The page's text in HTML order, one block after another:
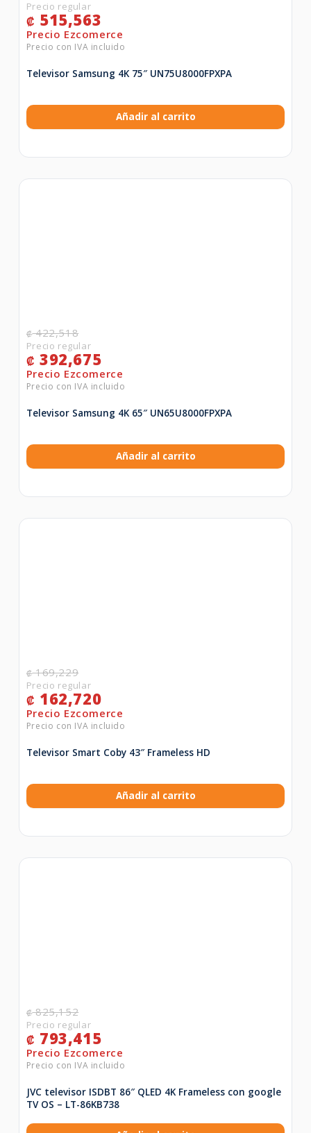
₡ 515,563
Televisor Samsung 4K 75″ UN75U8000FPXPA
Añadir al carrito
₡422,518
₡ 392,675
Televisor Samsung 4K 65″ UN65U8000FPXPA
Añadir al carrito
₡169,229
₡ 162,720
Televisor Smart Coby 43″ Frameless HD
Añadir al carrito
₡825,152
₡ 793,415
JVC televisor ISDBT 86″ QLED 4K Frameless con google
TV OS – LT-86KB738